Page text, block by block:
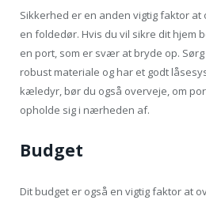
Sikkerhed er en anden vigtig faktor
en foldedør. Hvis du vil sikre dit hjem
en port, som er svær at bryde op.
robust materiale og har et godt
kæledyr, bør du også overveje, om
opholde sig i nærheden af.
Budget
Dit budget er også en vigtig faktor at